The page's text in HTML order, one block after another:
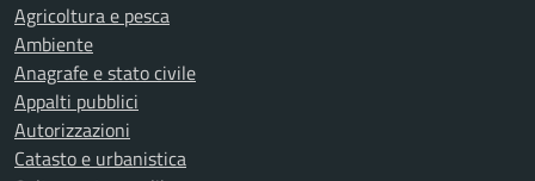
Agricoltura e pesca
Ambiente
Anagrafe e stato civile
Appalti pubblici
Autorizzazioni
Catasto e urbanistica